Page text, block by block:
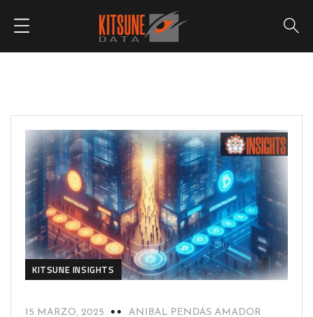
KITSUNE INSIGHTS
15 MARZO, 2025 ANIBAL PENDÁS AMADOR